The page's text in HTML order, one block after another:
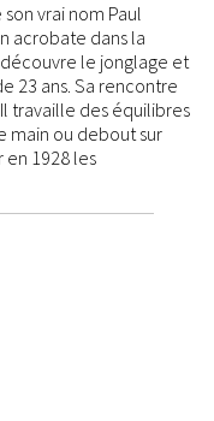
vrai nom Paul
acrobate dans la
le jonglage et
23 ans. Sa rencontre
travaille des équilibres
main ou debout sur
1928 les